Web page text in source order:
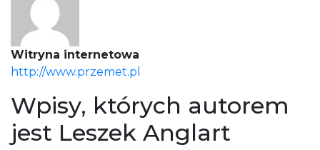
Witryna internetowa
http://www.przemet.pl
Wpisy, których autorem
jest Leszek Anglart